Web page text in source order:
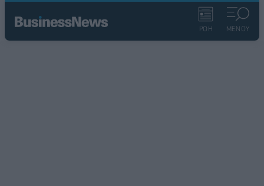
ΡΟΗ ΜΕΝΟΥ